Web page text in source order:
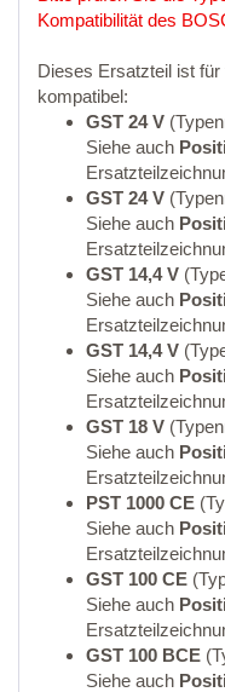
Kompatibilität des
Dieses Ersatzteil ist
kompatibel:
GST 24 V
Siehe auch
GST 24 V
Siehe auch
GST 14,4 V
Siehe auch
GST 14,4 V
Siehe auch
GST 18 V
Siehe auch
PST 1000 CE
Siehe auch
GST 100 CE
Siehe auch
GST 100 BCE
Siehe auch